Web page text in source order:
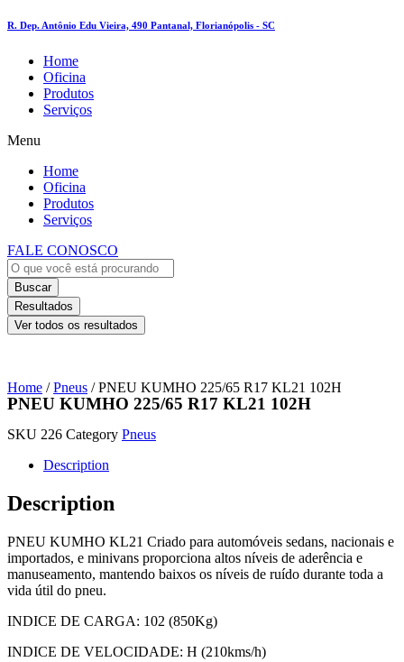
R. Dep. Antônio Edu Vieira, 490 Pantanal, Florianópolis - SC
Home
Oficina
Produtos
Serviços
Menu
Home
Oficina
Produtos
Serviços
FALE CONOSCO
Buscar
Resultados
Ver todos os resultados
Home /Pneus / PNEU KUMHO 225/65 R17 KL21 102H
PNEU KUMHO 225/65 R17 KL21 102H
SKU 226 Category Pneus
Description
Description
PNEU KUMHO KL21 Criado para automóveis sedans, nacionais e
importados, e minivans proporciona altos níveis de aderência e
manuseamento, mantendo baixos os níveis de ruído durante toda a
vida útil do pneu.
INDICE DE CARGA: 102 (850Kg)
INDICE DE VELOCIDADE: H (210kms/h)